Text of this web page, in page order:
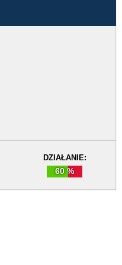
DZIAŁANIE:
60 %